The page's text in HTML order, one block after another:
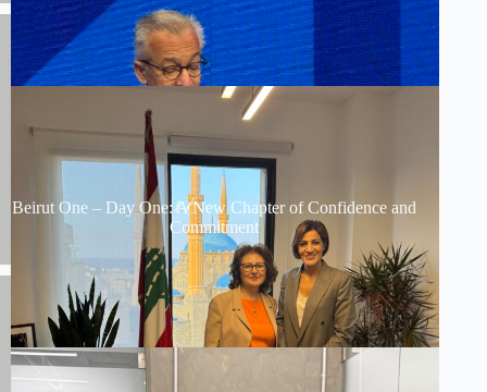
Beirut One – Day One: A New Chapter of Confidence and
Commitment